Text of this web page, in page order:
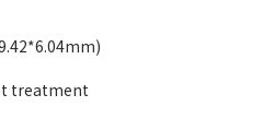
treatment​​